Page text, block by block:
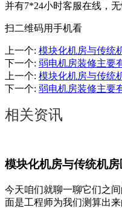
并有7*24小时客服在线，无
扫二维码用手机看
上一个: 模块化机房与传统
下一个: 弱电机房装修主要
上一个: 模块化机房与传统
下一个: 弱电机房装修主要
相关资讯
模块化机房与传统机房
今天咱们就聊一聊它们之
面是工程师为我们测算出